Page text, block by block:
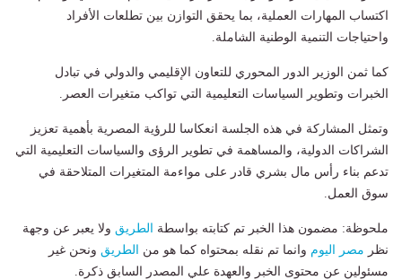
اكتساب المهارات العملية، بما يحقق التوازن بين تطلعات الأفراد
واحتياجات التنمية الوطنية الشاملة.
كما ثمن الوزير الدور المحوري للتعاون الإقليمي والدولي في تبادل
الخبرات وتطوير السياسات التعليمية التي تواكب متغيرات العصر.
وتمثل المشاركة في هذه الجلسة انعكاسا للرؤية المصرية بأهمية تعزيز
الشراكات الدولية، والمساهمة في تطوير الرؤى والسياسات التعليمية التي
تدعم بناء رأس مال بشري قادر على مواءمة المتغيرات المتلاحقة في
سوق العمل.
ملحوظة: مضمون هذا الخبر تم كتابته بواسطة الطريق ولا يعبر عن وجهة
نظر مصر اليوم وانما تم نقله بمحتواه كما هو من الطريق ونحن غير
مسئولين عن محتوى الخبر والعهدة علي المصدر السابق ذكرة.